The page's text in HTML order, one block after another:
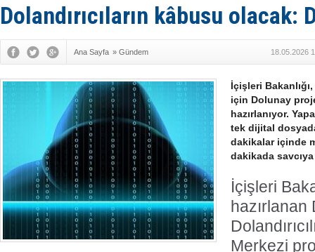
Erkek
Tommy
Ankara
Erdoğan:
'Kurultay
İtalyan
Dolandırıcıların kâbusu olacak:
Ana Sayfa » Gündem 18.05.2026
İçişleri
için Dolunay
hazırlanıyor.
tek dijital
dakikalar içinde
dakikada
İçişleri
hazırlanan
Merkezi